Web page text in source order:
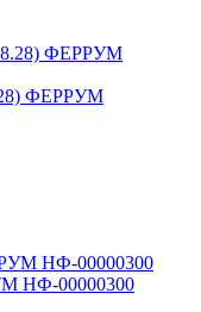
ФЕРРУМ
НФ-00000300